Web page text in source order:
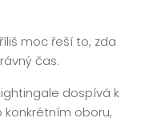
moc řeší to, zda
čas.
dospívá k
konkrétním oboru,